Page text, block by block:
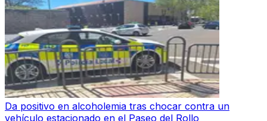
Da positivo en alcoholemia tras chocar contra un
vehículo estacionado en el Paseo del Rollo